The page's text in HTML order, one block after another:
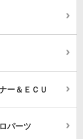
ー＆ＥＣＵ
パーツ